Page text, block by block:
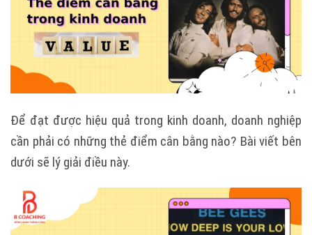
Để đạt được hiệu quả trong kinh doanh, doanh nghiệp
cần phải có những thẻ điểm cân bằng nào? Bài viết bên
dưới sẽ lý giải điều này.